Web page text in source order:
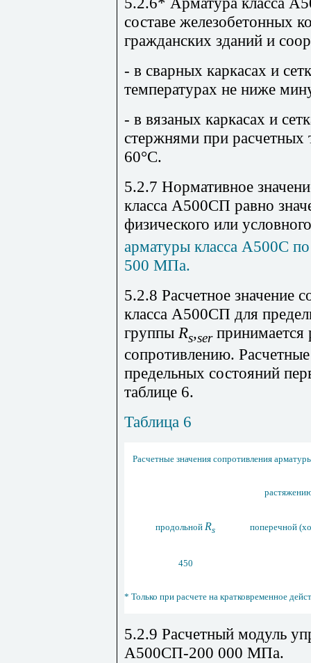
составе железобетонных
гражданских зданий и
- в сварных каркасах и
температурах не ниже
- в вязаных каркасах и
стержнями при расчетных
60°С.
5.2.7 Нормативное
класса А500СП равно
физического или
арматуры класса А500С
500 МПа.
5.2.8 Расчетное значение
класса А500СП для
группы Rs,serпринимается
сопротивлению.
предельных состояний
таблице 6.
Таблица 6
Расчетные значения сопротивления
продольной Rs поперечной
450
* Только при расчете на кратковременное
5.2.9 Расчетный модуль
А500СП-200 000 МПа.